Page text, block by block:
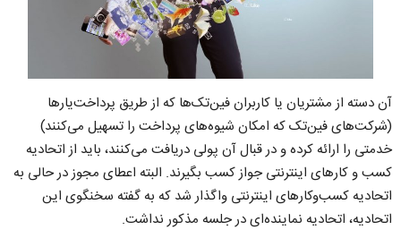
آن دسته از مشتریان یا کاربران فین‌تک‌ها که از طریق پرداخت‌یارها
(شرکت‌های فین‌تک که امکان شیوه‌های پرداخت را تسهیل می‌کنند)
خدمتی را ارائه کرده و در قبال آن پولی دریافت می‌کنند، باید از اتحادیه
کسب و کارهای اینترنتی جواز کسب بگیرند. البته اعطای مجوز در حالی به
اتحادیه کسب‌وکارهای اینترنتی واگذار شد که به گفته سخنگوی این
اتحادیه، اتحادیه نماینده‌ای در جلسه مذکور نداشت.